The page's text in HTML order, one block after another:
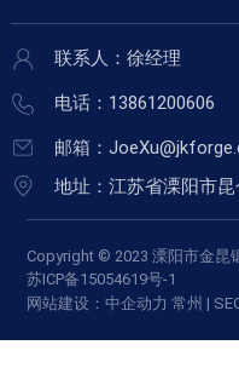
联系人：徐经理
电话： 13861200606
邮箱：
地址：江苏省溧阳市
Copyright © 2023 溧阳市金昆
苏ICP备15054619号-1
网站建设：中企动力 常州 |